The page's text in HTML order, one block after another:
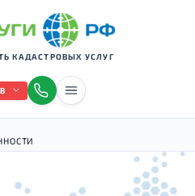
КАДАСТРОВЫХ УСЛУГ